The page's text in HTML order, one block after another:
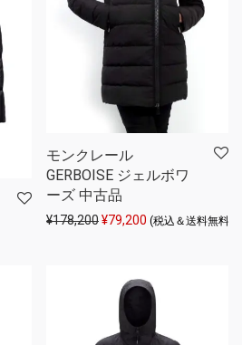
モンクレール
GERBOISE ジェルボワ
ーズ 中古品
¥178,200元の価格は ¥178,200 で
¥79,200 現在の価格は
(税込＆送料無料)